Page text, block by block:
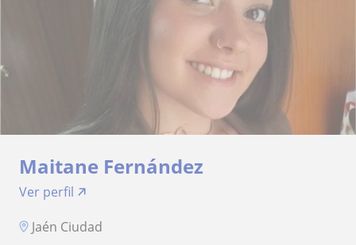
Maitane Fernández
Ver perfil
Jaén Ciudad